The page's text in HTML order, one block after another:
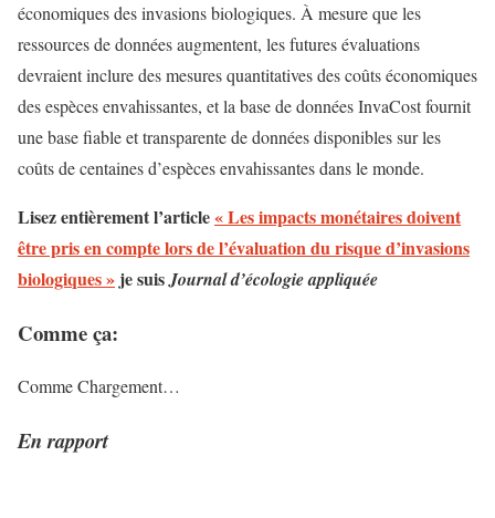
économiques des invasions biologiques. À mesure que les
ressources de données augmentent, les futures évaluations
devraient inclure des mesures quantitatives des coûts économiques
des espèces envahissantes, et la base de données InvaCost fournit
une base fiable et transparente de données disponibles sur les
coûts de centaines d’espèces envahissantes dans le monde.
Lisez entièrement l’article« Les impacts monétaires doivent
être pris en compte lors de l’évaluation du risque d’invasions
biologiques » je suisJournal d’écologie appliquée
Comme ça:
CommeChargement…
En rapport